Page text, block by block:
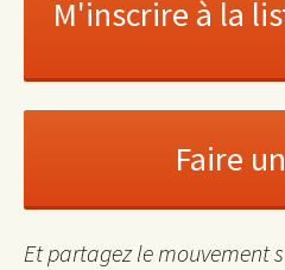
Et partagez le mouvement